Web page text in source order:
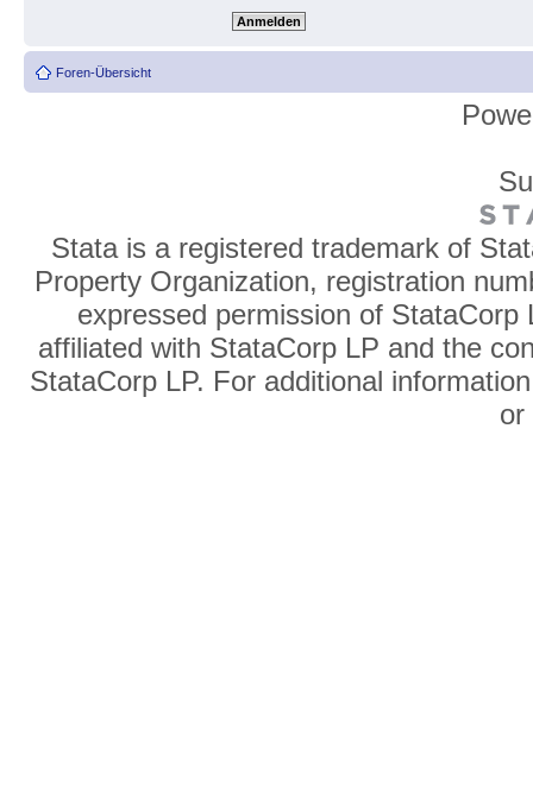
Foren-Übersicht
Stata is a registered trademark of
Property Organization, registration
expressed permission of
affiliated with StataCorp LP and the
StataCorp LP. For additional
or